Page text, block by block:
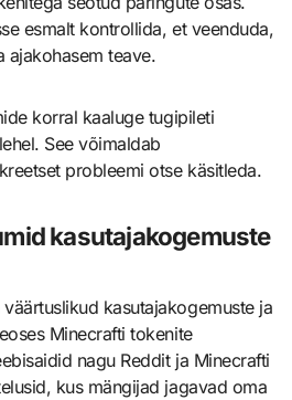
esmalt kontrollida, et veenduda,
ajakohasem teave.
korral kaaluge tugipileti
See võimaldab
probleemi otse käsitleda.
kasutajakogemuste
kasutajakogemuste ja
Minecrafti tokenite
nagu Reddit ja Minecrafti
kus mängijad jagavad oma